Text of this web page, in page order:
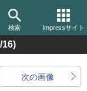
検索 Impressサイト
16)
次の画像